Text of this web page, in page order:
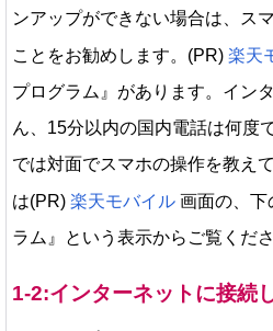
ンアップができない場合は、ス
ことをお勧めします。(PR) 楽天
プログラム』があります。イン
ん、15分以内の国内電話は何度
では対面でスマホの操作を教え
は(PR) 楽天モバイル 画面の、下
ラム』という表示からご覧くださ
1-2:インターネットに接続